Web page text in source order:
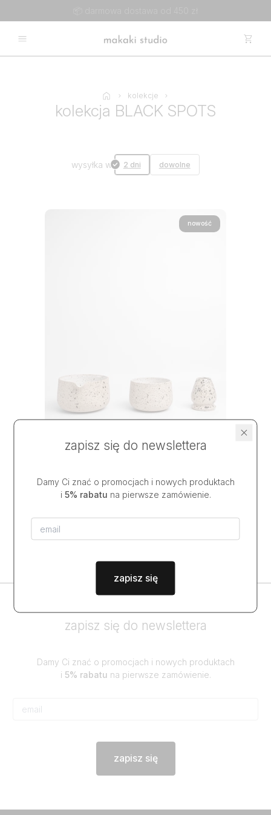
kolekcje
kolekcja BLACK SPOTS
wysyłka w 2 dni dowolne
nowość
zestaw do matchy BLACK SPOTS
od 36,50 USD
zapisz się do newslettera
Damy Ci znać o promocjach i nowych produktach
i 5% rabatu na pierwsze zamówienie.
zapisz się
zapisz się do newslettera
Damy Ci znać o promocjach i nowych produktach
i 5% rabatu na pierwsze zamówienie.
zapisz się